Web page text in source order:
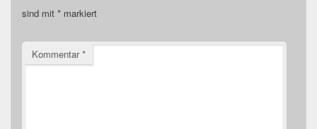
sind mit * markiert
Kommentar*